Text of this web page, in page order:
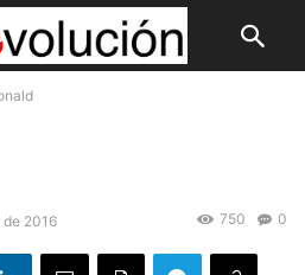
de 2016 0
750